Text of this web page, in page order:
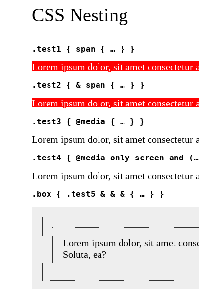
CSS Nesting
.test1 { span { … } }
Lorem ipsum dolor, sit amet consectetur
.test2 { & span { … } }
Lorem ipsum dolor, sit amet consectetur
.test3 { @media { … } }
Lorem ipsum dolor, sit amet consectetur
.test4 { @media only screen and
Lorem ipsum dolor, sit amet consectetur
.box { .test5 & & & { … } }
Lorem ipsum dolor, sit amet
Soluta, ea?